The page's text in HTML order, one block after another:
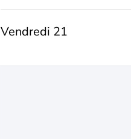
Vendredi 21